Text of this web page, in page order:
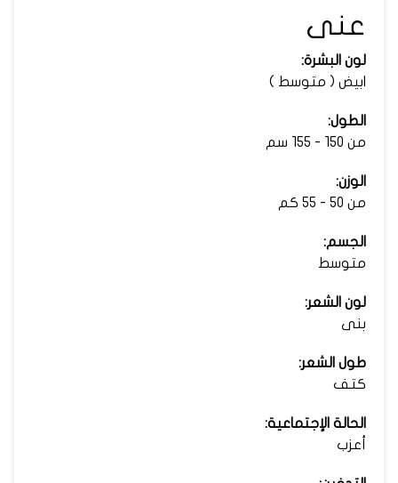
عنى
لون البشرة:
ابيض ( متوسط )
الطول:
من 150 - 155 سم
الوزن:
من 50 - 55 كم
الجسم:
متوسط
لون الشعر:
بنى
طول الشعر:
كتف
الحالة الإجتماعية:
أعزب